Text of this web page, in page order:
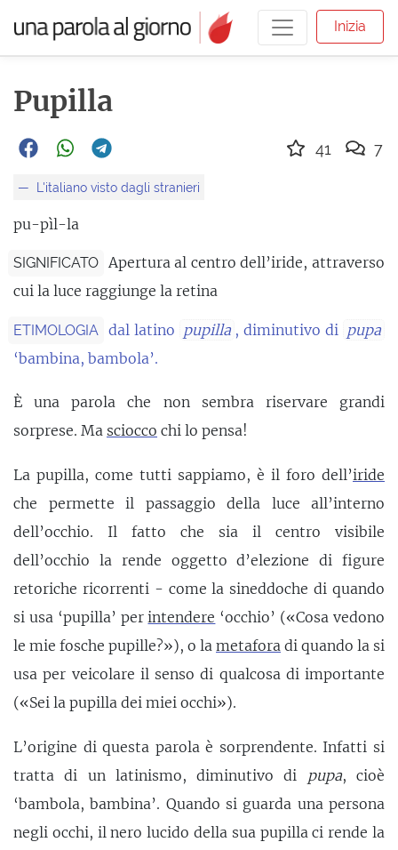
Inizia
Pupilla
L'italiano visto dagli stranieri
pu-pìl-la
SIGNIFICATO Apertura al centro dell’iride, attraverso
cui la luce raggiunge la retina
ETIMOLOGIA dal latino pupilla , diminutivo di pupa
‘bambina, bambola’.
È una parola che non sembra riservare grandi
sorprese. Ma sciocco chi lo pensa!
La pupilla, come tutti sappiamo, è il foro dell’iride
che permette il passaggio della luce all’interno
dell’occhio. Il fatto che sia il centro visibile
dell’occhio la rende oggetto d’elezione di figure
retoriche ricorrenti - come la sineddoche di quando
si usa ‘pupilla’ perintendere ‘occhio’ («Cosa vedono
le mie fosche pupille?»), o la metafora di quando la si
usa per veicolare il senso di qualcosa di importante
(«Sei la pupilla dei miei occhi»).
L’origine di questa parola è sorprendente. Infatti si
tratta di un latinismo, diminutivo di
pupa, cioè
‘bambola, bambina’. Quando si guarda una persona
negli occhi, il nero lucido della sua pupilla ci rende la
41 7